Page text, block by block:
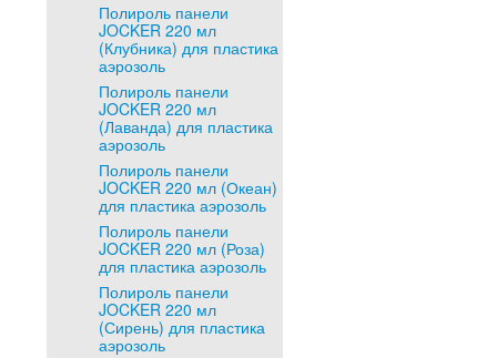
Полироль панели
JOCKER 220 мл
(Клубника) для пластика
аэрозоль
Полироль панели
JOCKER 220 мл
(Лаванда) для пластика
аэрозоль
Полироль панели
JOCKER 220 мл (Океан)
для пластика аэрозоль
Полироль панели
JOCKER 220 мл (Роза)
для пластика аэрозоль
Полироль панели
JOCKER 220 мл
(Сирень) для пластика
аэрозоль